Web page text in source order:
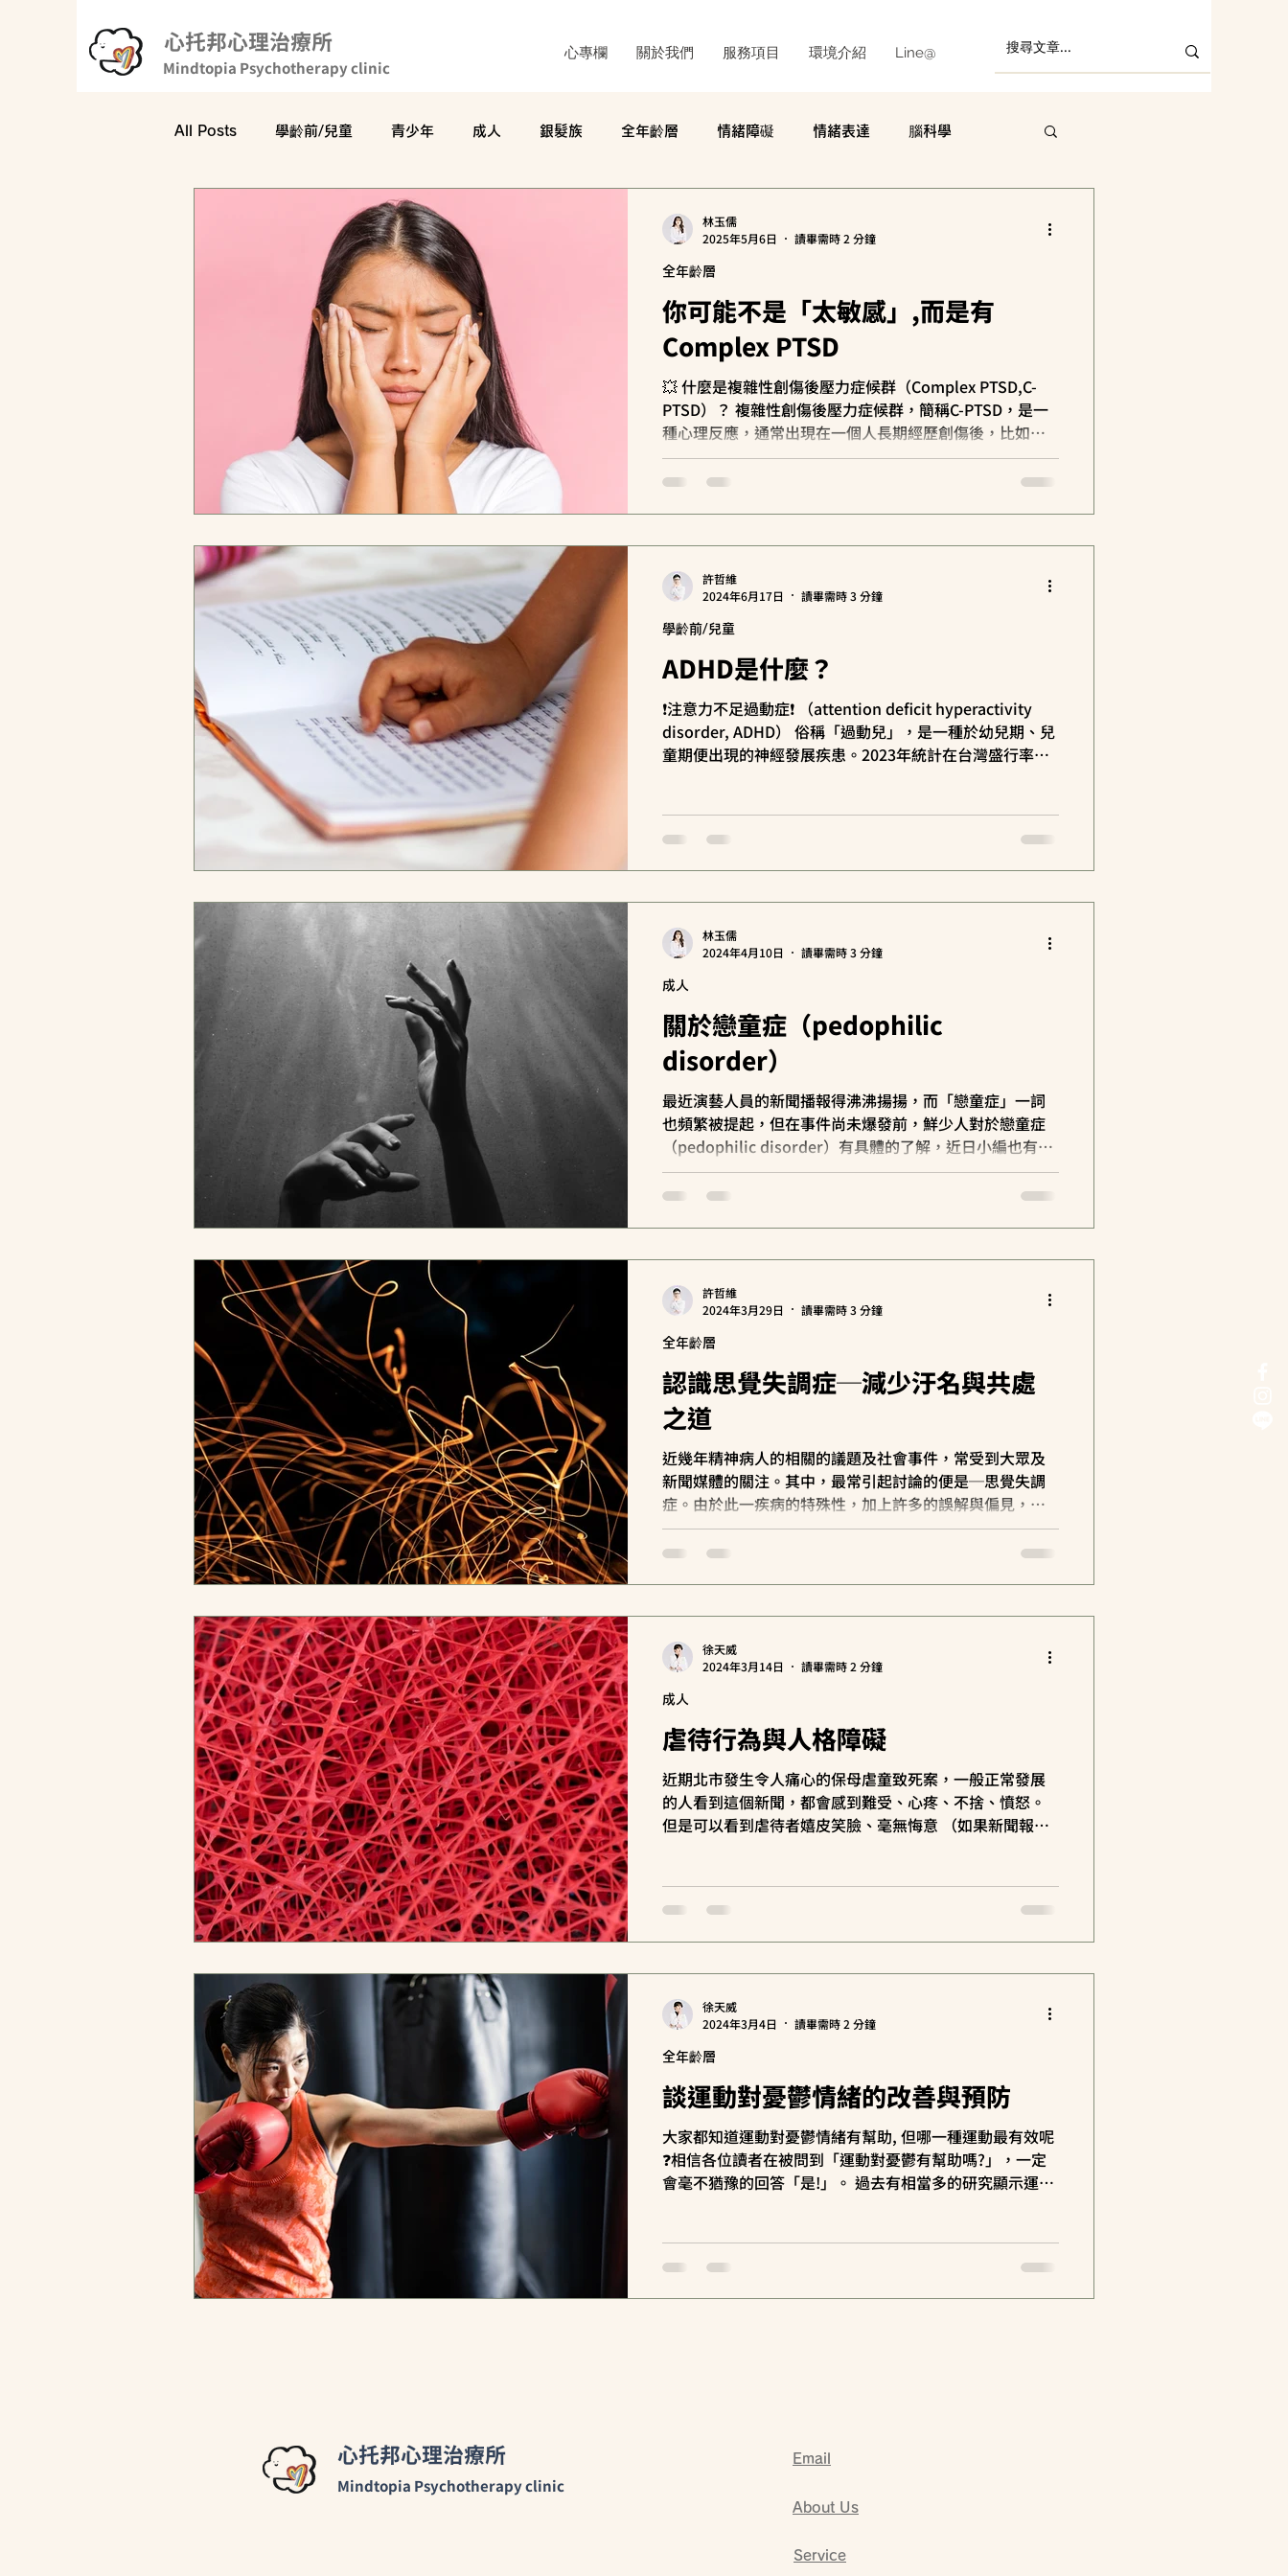
心托邦心理治療所
Mindtopia Psychotherapy clinic
心專欄 關於我們 服務項目 環境介紹 Line@
All Posts 學齡前/兒童 青少年 成人 銀髮族 全年齡層 情緒障礙 情緒表達 腦科學
心理學科普 精神科學科普
注意力不足過動症 神經回饋
你可能不是「太敏感」,而是有
Complex PTSD
💥 什麼是複雜性創傷後壓力症候群（Complex PTSD,C-
PTSD）？ 複雜性創傷後壓力症候群，簡稱C-PTSD，是一
種心理反應，通常出現在一個人長期經歷創傷後，比如童
年時常被忽視、家暴、戰爭、性剝削，或是長時間活在不
安全、充滿壓迫的環境裡。...
全年齡層
林玉儒
2025年5月6日
讀畢需時 2 分鐘
ADHD是什麼？
❗️注意力不足過動症❗️ （attention deficit hyperactivity
disorder, ADHD） 俗稱「過動兒」，是一種於幼兒期、兒
童期便出現的神經發展疾患。2023年統計在台灣盛行率約
學齡前/兒童
許哲維
2024年6月17日
讀畢需時 3 分鐘
關於戀童症（pedophilic
disorder）
最近演藝人員的新聞播報得沸沸揚揚，而「戀童症」一詞
也頻繁被提起，但在事件尚未爆發前，鮮少人對於戀童症
（pedophilic disorder）有具體的了解，近日小編也有接
到粉專讀者來訊聊到此事，因此今天想與大家談談什麼是
戀童症。 戀童症（pedophilic...
成人
林玉儒
2024年4月10日
讀畢需時 3 分鐘
認識思覺失調症─減少汙名與共處
之道
近幾年精神病人的相關的議題及社會事件，常受到大眾及
新聞媒體的關注。其中，最常引起討論的便是─思覺失調
症。由於此一疾病的特殊性，加上許多的誤解與偏見，使
得恐懼、不安、憤怒等諸多情緒也隨之蔓延開來。 這次，
我們就一起來認識思覺失調症、治療方式，以及與其共處
全年齡層
許哲維
2024年3月29日
讀畢需時 3 分鐘
虐待行為與人格障礙
近期北市發生令人痛心的保母虐童致死案，一般正常發展
的人看到這個新聞，都會感到難受、心疼、不捨、憤怒。
但是可以看到虐待者嬉皮笑臉、毫無悔意 （如果新聞報導
（psychopathy）...
成人
徐天威
2024年3月14日
讀畢需時 2 分鐘
談運動對憂鬱情緒的改善與預防
大家都知道運動對憂鬱情緒有幫助, 但哪一種運動最有效呢
❓相信各位讀者在被問到「運動對憂鬱有幫助嗎?」，一定
會毫不猶豫的回答「是!」。 過去有相當多的研究顯示運動
進社交互動，調節...
全年齡層
徐天威
2024年3月4日
讀畢需時 2 分鐘
心托邦心理治療所
Mindtopia Psychotherapy clinic
Email
About Us
Service